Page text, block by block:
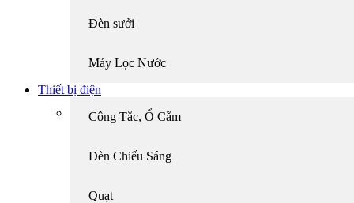
Đèn sưởi
Máy Lọc Nước
Thiết bị điện
Công Tắc, Ổ Cắm
Đèn Chiếu Sáng
Quạt